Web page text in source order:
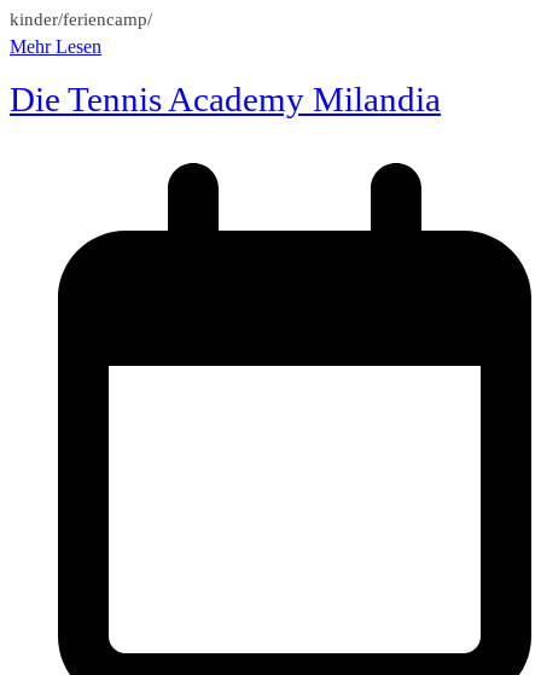
kinder/feriencamp/
Mehr Lesen
Die Tennis Academy Milandia